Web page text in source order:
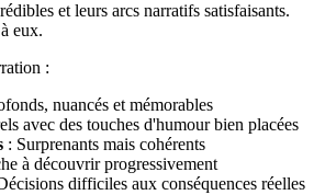
et leurs arcs narratifs satisfaisants.
eux.
:
nuancés et mémorables
avec des touches d'humour bien placées
: Surprenants mais cohérents
à découvrir progressivement
difficiles aux conséquences réelles